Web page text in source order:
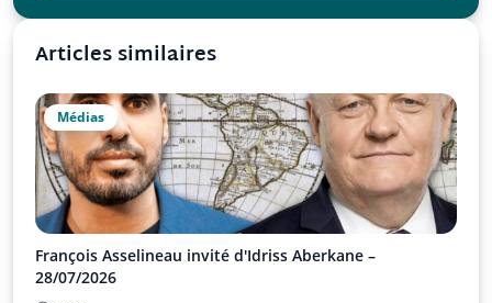
Articles similaires
Médias
François Asselineau invité d'Idriss Aberkane –
28/07/2026